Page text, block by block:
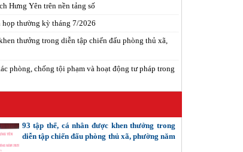
Hưng Yên trên nền tảng số
thường kỳ tháng 7/2026
thưởng trong diễn tập chiến đấu phòng thủ xã,
phòng, chống tội phạm và hoạt động tư pháp trong
93 tập thể, cá nhân được khen thưởng trong
diễn tập chiến đấu phòng thủ xã, phường năm